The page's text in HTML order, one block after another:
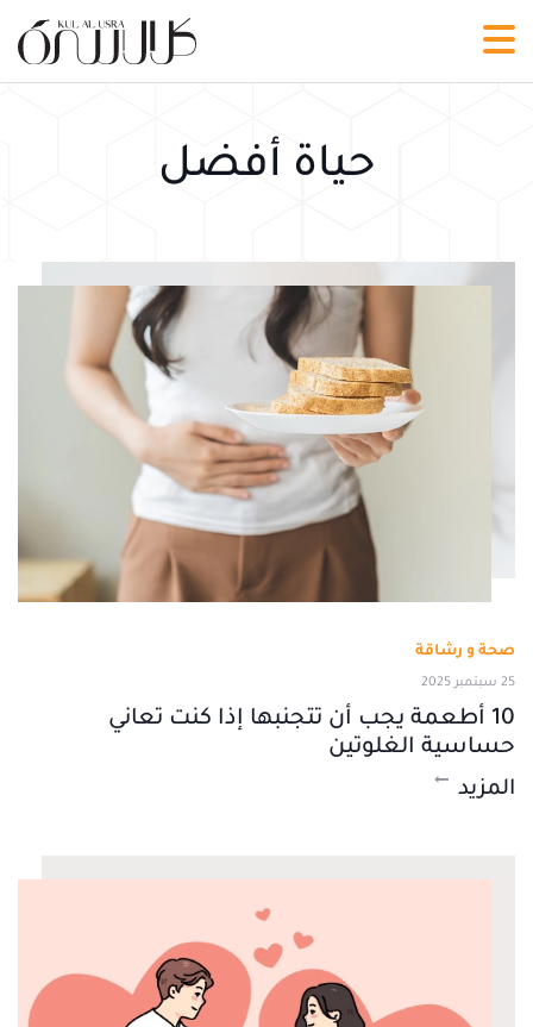
حياة أفضل
صحة و رشاقة
25 سبتمبر 2025
10 أطعمة يجب أن تتجنبها إذا كنت تعاني
حساسية الغلوتين
المزيد